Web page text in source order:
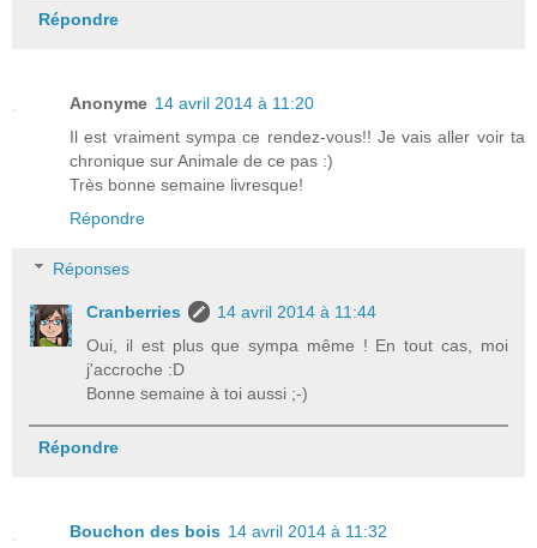
Répondre
Anonyme 14 avril 2014 à 11:20
Il est vraiment sympa ce rendez-vous!! Je vais aller voir ta
chronique sur Animale de ce pas :)
Très bonne semaine livresque!
Répondre
Réponses
Cranberries
14 avril 2014 à 11:44
Oui, il est plus que sympa même ! En tout cas, moi
j'accroche :D
Bonne semaine à toi aussi ;-)
Répondre
Bouchon des bois 14 avril 2014 à 11:32